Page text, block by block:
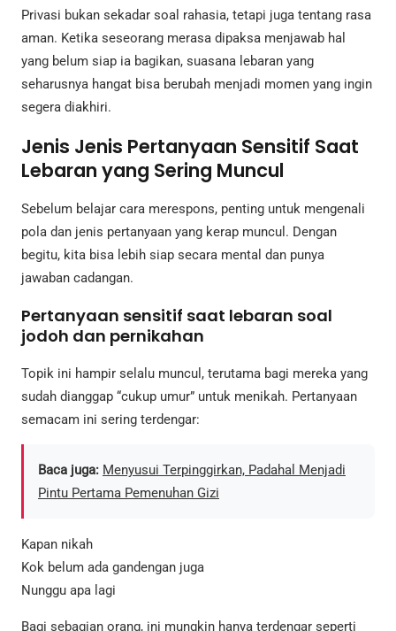
Privasi bukan sekadar soal rahasia, tetapi juga tentang rasa
aman. Ketika seseorang merasa dipaksa menjawab hal
yang belum siap ia bagikan, suasana lebaran yang
seharusnya hangat bisa berubah menjadi momen yang ingin
segera diakhiri.
Jenis Jenis Pertanyaan Sensitif Saat
Lebaran yang Sering Muncul
Sebelum belajar cara merespons, penting untuk mengenali
pola dan jenis pertanyaan yang kerap muncul. Dengan
begitu, kita bisa lebih siap secara mental dan punya
jawaban cadangan.
Pertanyaan sensitif saat lebaran soal
jodoh dan pernikahan
Topik ini hampir selalu muncul, terutama bagi mereka yang
sudah dianggap “cukup umur” untuk menikah. Pertanyaan
semacam ini sering terdengar:
Baca juga: Menyusui Terpinggirkan, Padahal Menjadi
Pintu Pertama Pemenuhan Gizi
Kapan nikah
Kok belum ada gandengan juga
Nunggu apa lagi
Bagi sebagian orang, ini mungkin hanya terdengar seperti